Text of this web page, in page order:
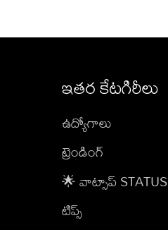
ఇతర కేటగిరీలు
ఉద్యోగాలు
ట్రెండింగ్
🌟 వాట్సాప్ STATUS
టిప్స్